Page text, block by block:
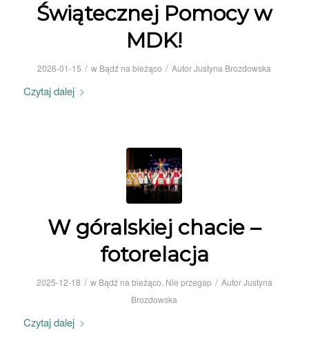
Świątecznej Pomocy w
MDK!
2026-01-15 / w Bądź na bieżąco / AutorJustyna Brozdowska
Czytaj dalej
W góralskiej chacie –
fotorelacja
2025-12-18 / w Bądź na bieżąco, Nie przegap / AutorJustyna
Brozdowska
Czytaj dalej